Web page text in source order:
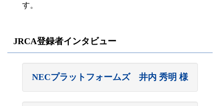
す。
JRCA登録者インタビュー
NECプラットフォームズ 井内 秀明 様